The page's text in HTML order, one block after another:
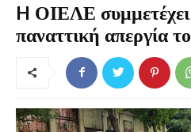
H ΟΙΕΛΕ
παναττική απεργία